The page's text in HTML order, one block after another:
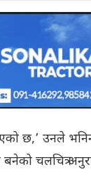
छ,’ उनले
चलचित्र